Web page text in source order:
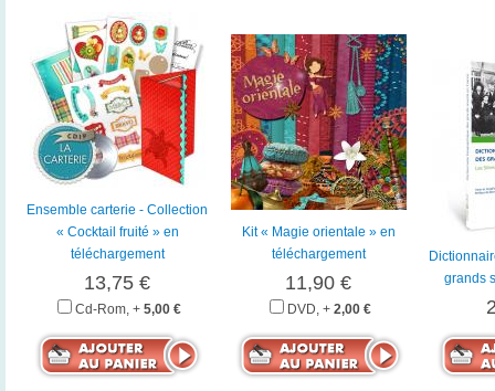
Ensemble carterie - Collection
« Cocktail fruité » en
téléchargement
13,75 €
Cd-Rom, + 5,00 €
Kit « Magie orientale » en
téléchargement
11,90 €
DVD, + 2,00 €
grands